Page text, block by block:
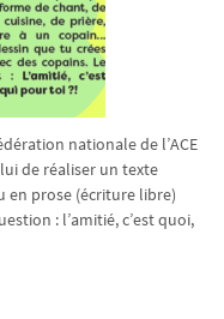
nationale de l’ACE
de réaliser un texte
prose (écriture libre)
: l’amitié, c’est quoi,